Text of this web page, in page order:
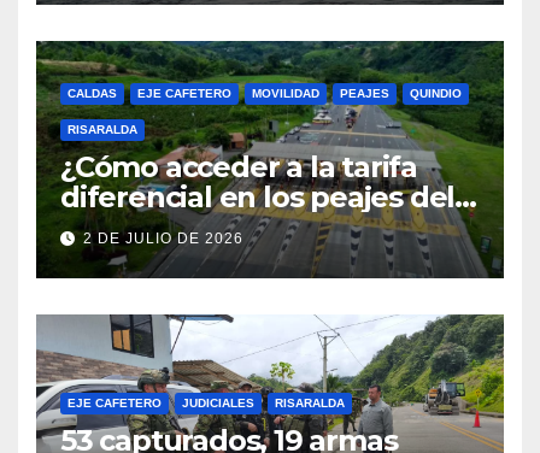
fenómeno de El Niño
CALDAS EJE CAFETERO MOVILIDAD PEAJES QUINDIO
RISARALDA
¿Cómo acceder a la tarifa
diferencial en los peajes del
Eje Cafetero? Conozca los
requisitos y cómo inscribirse
2 DE JULIO DE 2026
EJE CAFETERO JUDICIALES RISARALDA
53 capturados, 19 armas